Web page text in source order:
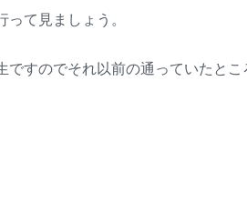
って見ましょう。
ですのでそれ以前の通っていたとこ